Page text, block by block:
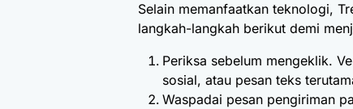
Selain memanfaatkan teknologi,
langkah-langkah berikut demi
Periksa sebelum mengeklik.
sosial, atau pesan teks
Waspadai pesan pengiriman